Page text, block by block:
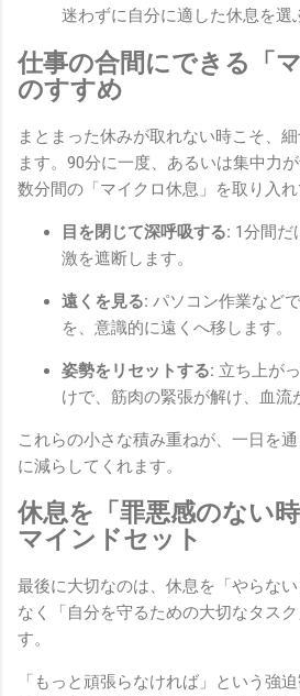
迷わずに自分に適した休息を選
仕事の合間にできる「
のすすめ
まとまった休みが取れない時こそ、
ます。90分に一度、あるいは集中力
数分間の「マイクロ休息」を取り入れ
目を閉じて深呼吸する: 1分間だ
激を遮断します。
遠くを見る: パソコン作業など
を、意識的に遠くへ移します。
姿勢をリセットする: 立ち上が
けで、筋肉の緊張が解け、血流
これらの小さな積み重ねが、一日を
に減らしてくれます。
休息を「罪悪感のない
マインドセット
最後に大切なのは、休息を「やらな
なく「自分を守るための大切なタス
す。
「もっと頑張らなければ」という強